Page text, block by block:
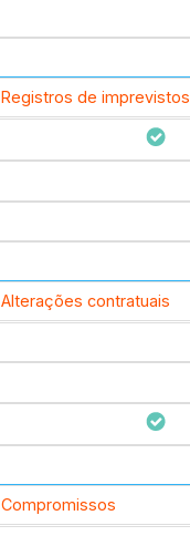
Registros de imprevistos
Alterações contratuais
Compromissos